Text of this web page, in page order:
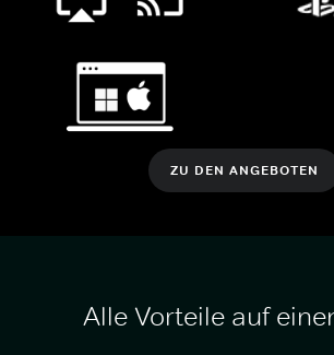
ZU DEN ANGEBOTEN
Alle Vorteile auf